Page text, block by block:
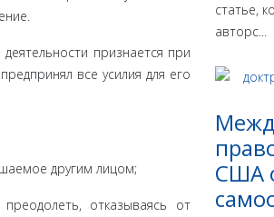
при­знается при
все усилия для его
другим лицом;
отказываясь от
статье,
авторс...
США